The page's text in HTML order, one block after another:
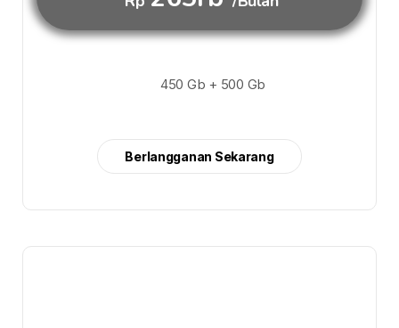
450 Gb + 500 Gb
Berlangganan Sekarang